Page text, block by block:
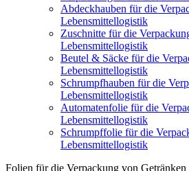
Abdeckhauben für die
Lebensmittellogistik
Zuschnitte für die
Lebensmittellogistik
Beutel & Säcke für die
Lebensmittellogistik
Schrumpfhauben für die
Lebensmittellogistik
Automatenfolie für die
Lebensmittellogistik
Schrumpffolie für die
Lebensmittellogistik
Folien für die Verpackung von